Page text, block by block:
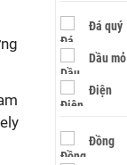
Đá quý
Dầu mỏ
Điện
Đồng